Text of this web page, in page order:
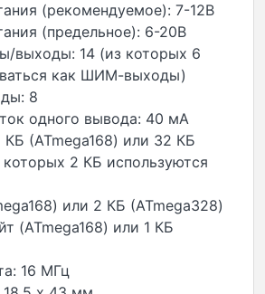
(рекомендуемое): 7-12В
(предельное): 6-20В
выходы: 14 (из которых 6
как ШИМ-выходы)
8
одного вывода: 40 мА
КБ (ATmega168) или 32 КБ
которых 2 КБ используются
или 2 КБ (ATmega328)
(ATmega168) или 1 КБ
16 МГц